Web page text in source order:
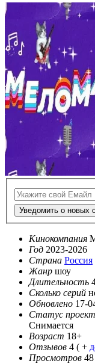
Уведомить о новых
Кинокомпания
Год 2023-2026
Страна Россия
Жанр шоу
Длительность
Сколько серий
Обновлено 17-
Статус
Снимается
Возраст 18+
Отзывов 4 ( +
Просмотров